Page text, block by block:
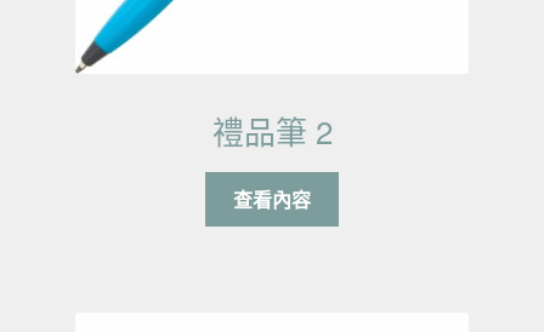
禮品筆 2
查看內容